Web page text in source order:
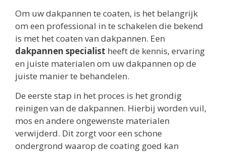
Om uw dakpannen te coaten, is het belangrijk
om een professional in te schakelen die bekend
is met het coaten van dakpannen. Een
dakpannen specialist heeft de kennis, ervaring
en juiste materialen om uw dakpannen op de
juiste manier te behandelen.
De eerste stap in het proces is het grondig
reinigen van de dakpannen. Hierbij worden vuil,
mos en andere ongewenste materialen
verwijderd. Dit zorgt voor een schone
ondergrond waarop de coating goed kan